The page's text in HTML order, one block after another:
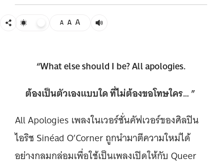
A A A
“What else should I be? All apologies.
ต้องเป็นตัวเองแบบใด ที่ไม่ต้องขอโทษใคร… ”
All Apologies เพลงในเวอร์ชั่นคัฟเวอร์ของศิลปิน
ไอริช Sinéad O’Corner ถูกนำมาตีความใหม่ได้
อย่างกลมกล่อมเพื่อใช้เป็นเพลงเปิดให้กับ Queer